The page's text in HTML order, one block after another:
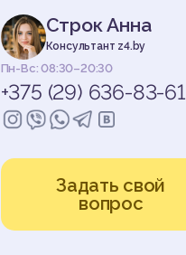
Строк Анна
Консультант z4.by
Пн-Вс: 08:30–20:30
+375 (29) 636-83-61
Задать свой
вопрос